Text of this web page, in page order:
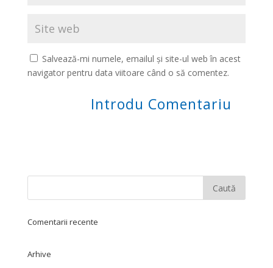
Salvează-mi numele, emailul și site-ul web în acest
navigator pentru data viitoare când o să comentez.
Comentarii recente
Arhive